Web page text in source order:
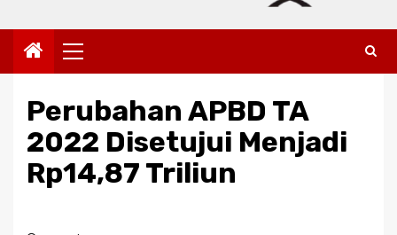
Primary
Menu
Perubahan APBD TA
2022 Disetujui Menjadi
Rp14,87 Triliun